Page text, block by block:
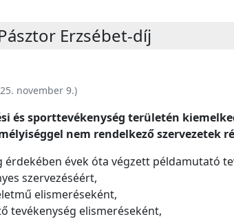
Erzsébet-díj
november 9.)
és sporttevékenység területén
nem rendelkező szervezetek
évek óta végzett példamutató
szervezéséért,
elismeréseként,
tevékenység elismeréseként,